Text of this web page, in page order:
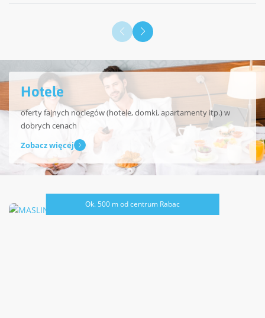
Hotele
oferty fajnych noclegów (hotele, domki, apartamenty itp.) w
dobrych cenach
Zobacz więcej
Ok. 500 m od centrum Rabac